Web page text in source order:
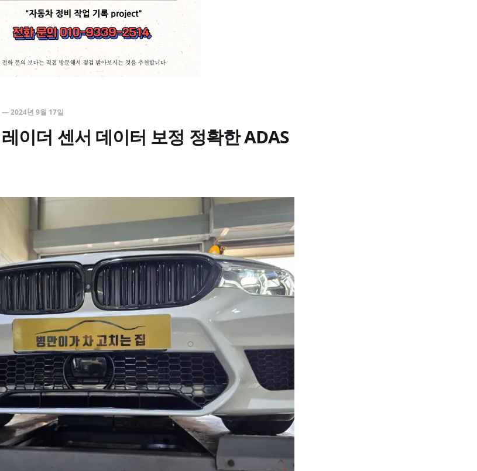
—2024년 9월 17일
이더 센서 데이터 보정 정확한 ADAS